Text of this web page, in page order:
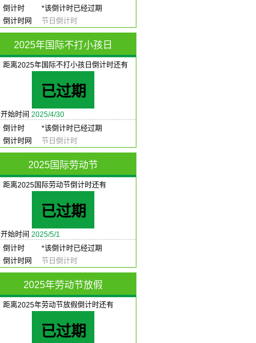
倒计时
*该倒计时已经过期
倒计时网
节日倒计时
2025年国际不打小孩日
距离2025年国际不打小孩日倒计时还有
已过期
开始时间 2025/4/30
倒计时
*该倒计时已经过期
倒计时网
节日倒计时
2025国际劳动节
距离2025国际劳动节倒计时还有
已过期
开始时间 2025/5/1
倒计时
*该倒计时已经过期
倒计时网
节日倒计时
2025年劳动节放假
距离2025年劳动节放假倒计时还有
已过期